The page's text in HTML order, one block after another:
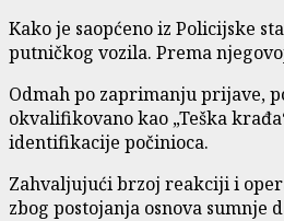
Kako je saopćeno iz Policijske
putničkog vozila. Prema
Odmah po zaprimanju prijave,
okvalifikovano kao „Teška
identifikacije počinioca.
Zahvaljujući brzoj reakciji i
zbog postojanja osnova sumnje